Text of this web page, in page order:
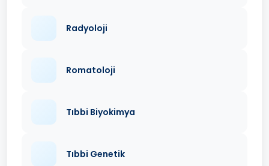
Radyoloji
Romatoloji
Tıbbi Biyokimya
Tıbbi Genetik